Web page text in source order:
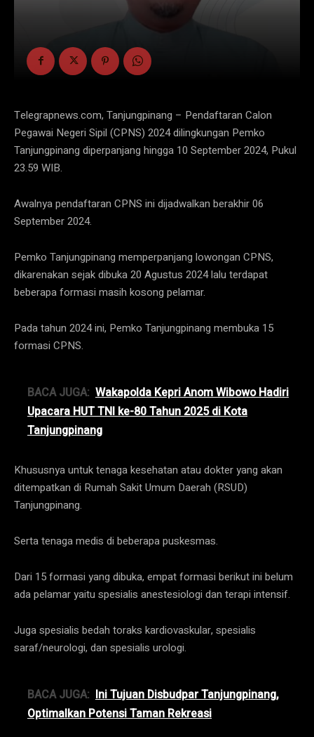
Telegrapnews.com, Tanjungpinang – Pendaftaran Calon
Pegawai Negeri Sipil (CPNS) 2024 dilingkungan Pemko
Tanjungpinang diperpanjang hingga 10 September 2024, Pukul
23.59 WIB.
Awalnya pendaftaran CPNS ini dijadwalkan berakhir 06
September 2024.
Pemko Tanjungpinang memperpanjang lowongan CPNS,
dikarenakan sejak dibuka 20 Agustus 2024 lalu terdapat
beberapa formasi masih kosong pelamar.
Pada tahun 2024 ini, Pemko Tanjungpinang membuka 15
formasi CPNS.
BACA JUGA: Wakapolda Kepri Anom Wibowo Hadiri
Upacara HUT TNI ke-80 Tahun 2025 di Kota
Tanjungpinang
Khususnya untuk tenaga kesehatan atau dokter yang akan
ditempatkan di Rumah Sakit Umum Daerah (RSUD)
Tanjungpinang.
Serta tenaga medis di beberapa puskesmas.
Dari 15 formasi yang dibuka, empat formasi berikut ini belum
ada pelamar yaitu spesialis anestesiologi dan terapi intensif.
Juga spesialis bedah toraks kardiovaskular, spesialis
saraf/neurologi, dan spesialis urologi.
BACA JUGA: Ini Tujuan Disbudpar Tanjungpinang,
Optimalkan Potensi Taman Rekreasi